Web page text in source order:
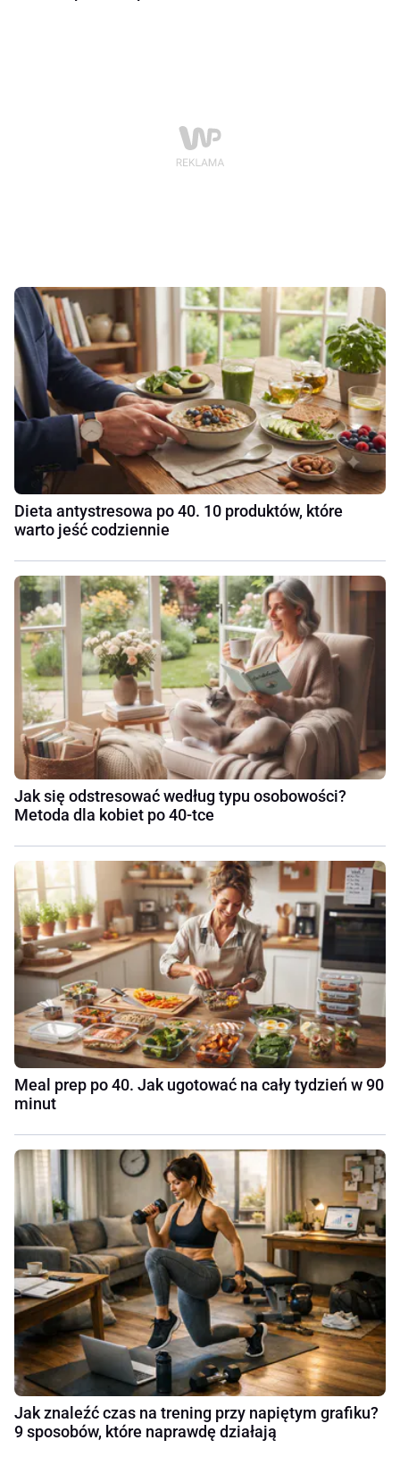
Dieta antystresowa po 40. 10 produktów, które
warto jeść codziennie
Jak się odstresować według typu osobowości?
Metoda dla kobiet po 40-tce
Meal prep po 40. Jak ugotować na cały tydzień w 90
minut
Jak znaleźć czas na trening przy napiętym grafiku?
9 sposobów, które naprawdę działają